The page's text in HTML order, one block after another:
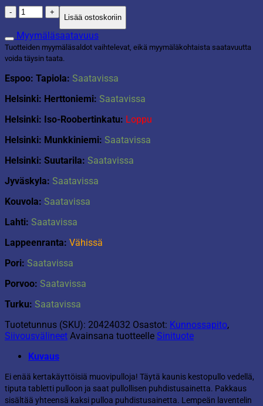
Kylppäri
puhdistusainetabletti
täyttöpakkaus
määrä
Lisää ostoskoriin
Myymäläsaatavuus
Tuotteiden myymäläsaldot vaihtelevat, eikä myymäläkohtaista saatavuutta
voida täysin taata.
Espoo: Tapiola: Saatavissa
Helsinki: Herttoniemi: Saatavissa
Helsinki: Iso-Roobertinkatu: Loppu
Helsinki: Munkkiniemi: Saatavissa
Helsinki: Suutarila: Saatavissa
Jyväskyla: Saatavissa
Kouvola: Saatavissa
Lahti: Saatavissa
Lappeenranta: Vähissä
Pori: Saatavissa
Porvoo: Saatavissa
Turku: Saatavissa
Tuotetunnus (SKU): 20424032 Osastot: Kunnossapito,
Siivousvälineet Avainsana tuotteelle Sinituote
Kuvaus
Ei enää kertakäyttöisiä muovipulloja! Täytä kaunis kestopullo vedellä,
tiputa tabletti pulloon ja saat pullollisen puhdistusainetta. Pakkaus
sisältää yhteensä kaksi pulloa puhdistusainetta. Lempeän laventelin